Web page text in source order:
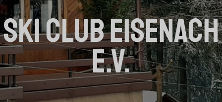
Ski Club Eisenach
e.V.